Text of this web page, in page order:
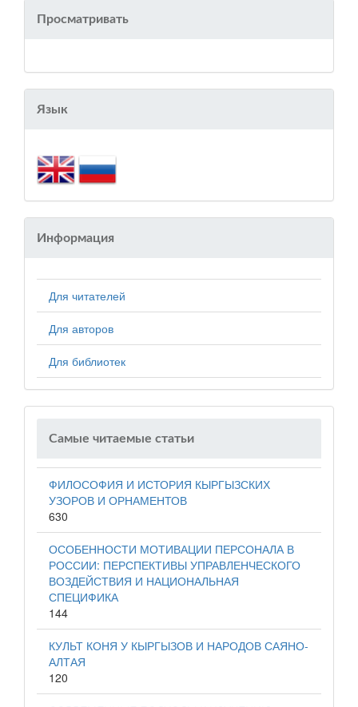
Просматривать
Язык
Информация
Для читателей
Для авторов
Для библиотек
Самые читаемые статьи
ФИЛОСОФИЯ И ИСТОРИЯ КЫРГЫЗСКИХ
УЗОРОВ И ОРНАМЕНТОВ
630
ОСОБЕННОСТИ МОТИВАЦИИ ПЕРСОНАЛА В
РОССИИ: ПЕРСПЕКТИВЫ УПРАВЛЕНЧЕСКОГО
ВОЗДЕЙСТВИЯ И НАЦИОНАЛЬНАЯ
СПЕЦИФИКА
144
КУЛЬТ КОНЯ У КЫРГЫЗОВ И НАРОДОВ САЯНО-
АЛТАЯ
120